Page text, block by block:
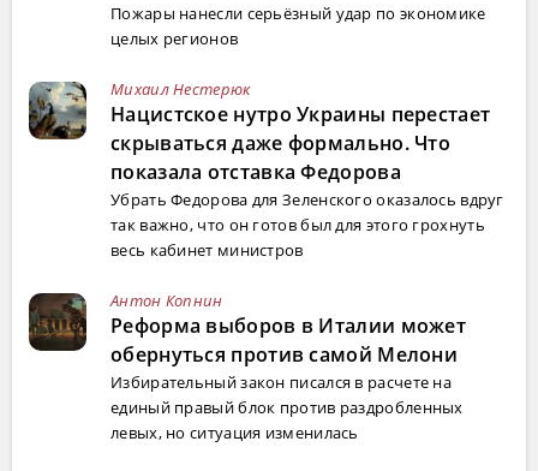
Пожары нанесли серьёзный удар по экономике
целых регионов
Михаил Нестерюк
Нацистское нутро Украины перестает
скрываться даже формально. Что
показала отставка Федорова
Убрать Федорова для Зеленского оказалось вдруг
так важно, что он готов был для этого грохнуть
весь кабинет министров
Антон Копнин
Реформа выборов в Италии может
обернуться против самой Мелони
Избирательный закон писался в расчете на
единый правый блок против раздробленных
левых, но ситуация изменилась